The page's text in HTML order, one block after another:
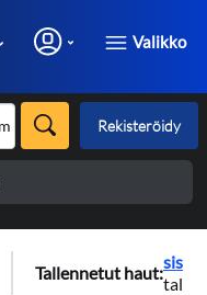
Valikko
Rekisteröidy
Tallennetut haut: